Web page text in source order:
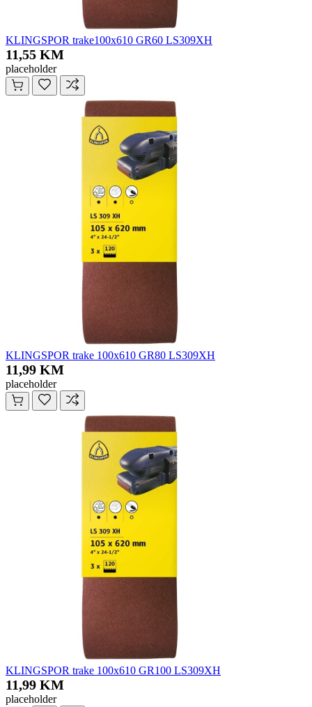
KLINGSPOR trake100x610 GR60 LS309XH
11,55 KM
placeholder
KLINGSPOR trake 100x610 GR80 LS309XH
11,99 KM
placeholder
KLINGSPOR trake 100x610 GR100 LS309XH
11,99 KM
placeholder